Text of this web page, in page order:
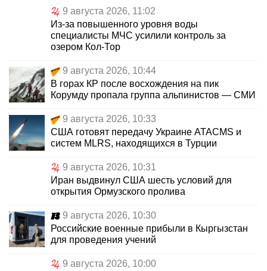
9 августа 2026, 11:02
Из-за повышенного уровня воды
специалисты МЧС усилили контроль за
озером Кол-Тор
9 августа 2026, 10:44
В горах КР после восхождения на пик
Корумду пропала группа альпинистов — СМИ
9 августа 2026, 10:33
США готовят передачу Украине ATACMS и
систем MLRS, находящихся в Турции
9 августа 2026, 10:31
Иран выдвинул США шесть условий для
открытия Ормузского пролива
9 августа 2026, 10:30
Российские военные прибыли в Кыргызстан
для проведения учений
9 августа 2026, 10:00